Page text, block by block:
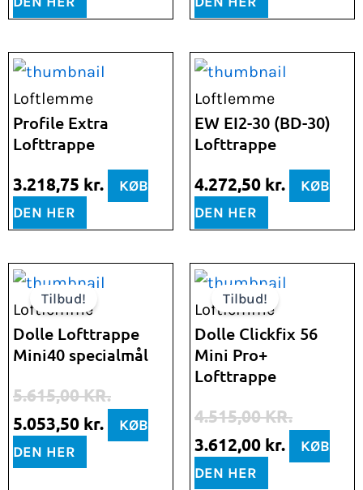
Loftlemme
Profile Extra
Lofttrappe
3.218,75 kr.
KØB
DEN HER
Loftlemme
EW EI2-30 (BD-30)
Lofttrappe
4.272,50 kr.
KØB
DEN HER
Tilbud!
Loftlemme
Dolle Lofttrappe
Mini40 specialmål
5.615,00KR.
Den
oprindelige
pris
var:
5.053,50 kr.
Den
pris
er:
5.053,50 kr..
KØB
DEN HER
Tilbud!
Loftlemme
Dolle Clickfix 56
Mini Pro+
Lofttrappe
4.515,00KR.
Den
oprindelige
pris
var:
4.515,00 kr..
3.612,00 kr.
Den
pris
KØB
DEN HER